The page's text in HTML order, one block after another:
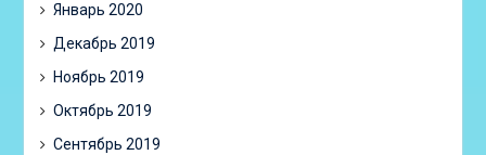
Январь 2020
Декабрь 2019
Ноябрь 2019
Октябрь 2019
Сентябрь 2019